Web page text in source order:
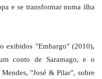
e se transformar numa ilha
exibidos "Embargo" (2010),
conto de Saramago, e o
"José & Pilar", sobre